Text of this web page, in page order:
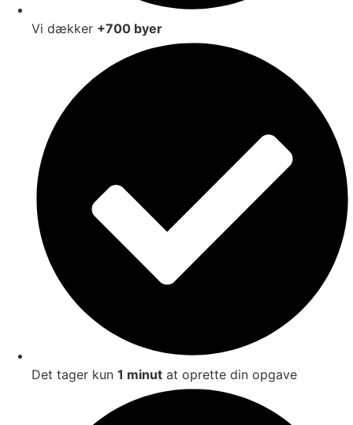
Vi dækker +700 byer
Det tager kun 1 minut at oprette din opgave